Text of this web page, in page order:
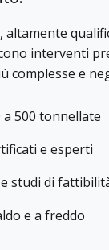
interventi
complesse e
a 500 tonnellate
e esperti
studi di
e a freddo